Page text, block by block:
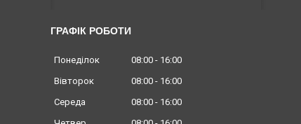
ГРАФІК РОБОТИ
Понеділок 08:00
16:00
Вівторок
08:00
16:00
Середа
08:00
16:00